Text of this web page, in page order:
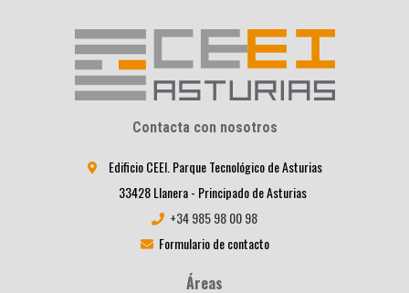
Contacta con nosotros
Edificio CEEI. Parque Tecnológico de Asturias
33428 Llanera - Principado de Asturias
+34 985 98 00 98
Formulario de contacto
Áreas